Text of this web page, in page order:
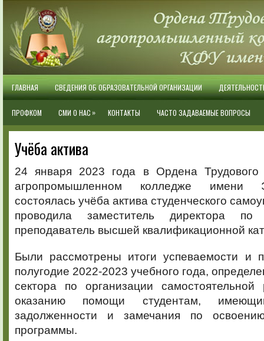
ГЛАВНАЯ СВЕДЕНИЯ ОБ ОБРАЗОВАТЕЛЬНОЙ ОРГАНИЗАЦИИ
ПРОФКОМ СМИ О НАС » КОНТАКТЫ ЧАСТО ЗАДАВАЕМЫЕ ВОПРОСЫ
Учёба актива
24 января 2023 года в Ордена Трудового
агропромышленном колледже имени
состоялась учёба актива студенческого
проводила заместитель директора
преподаватель высшей квалификационной
Были рассмотрены итоги успеваемости и
полугодие 2022-2023 учебного года,
сектора по организации
оказанию помощи студентам,
задолженности и замечания по
программы.